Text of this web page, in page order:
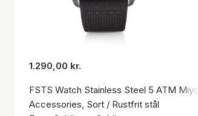
1.290,00 kr.
FSTS Watch Stainless Steel 5 ATM
Accessories, Sort / Rustfrit stål